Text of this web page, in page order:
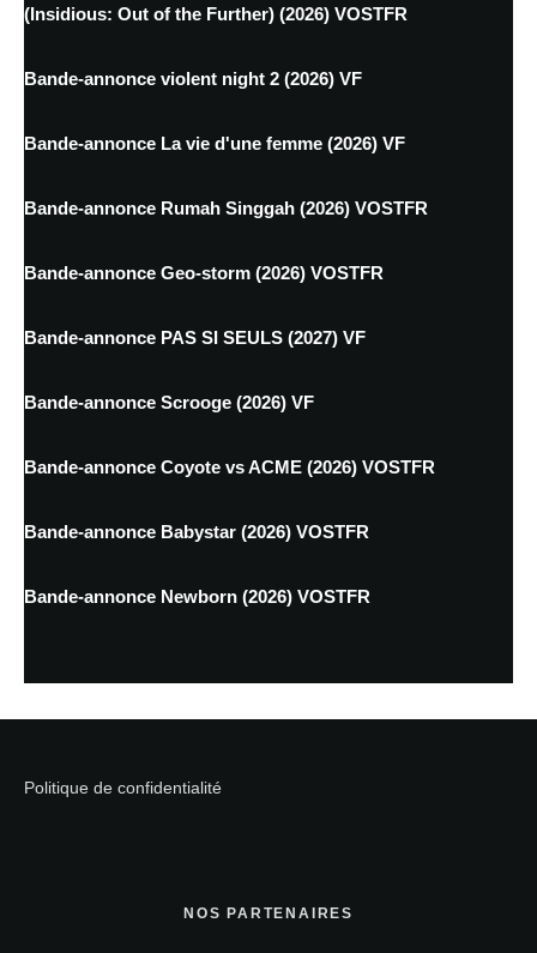
(Insidious: Out of the Further) (2026) VOSTFR
Bande-annonce violent night 2 (2026) VF
Bande-annonce La vie d'une femme (2026) VF
Bande-annonce Rumah Singgah (2026) VOSTFR
Bande-annonce Geo-storm (2026) VOSTFR
Bande-annonce PAS SI SEULS (2027) VF
Bande-annonce Scrooge (2026) VF
Bande-annonce Coyote vs ACME (2026) VOSTFR
Bande-annonce Babystar (2026) VOSTFR
Bande-annonce Newborn (2026) VOSTFR
Politique de confidentialité
NOS PARTENAIRES